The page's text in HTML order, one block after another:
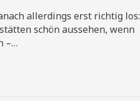
allerdings erst richtig los:
schön aussehen, wenn
–…